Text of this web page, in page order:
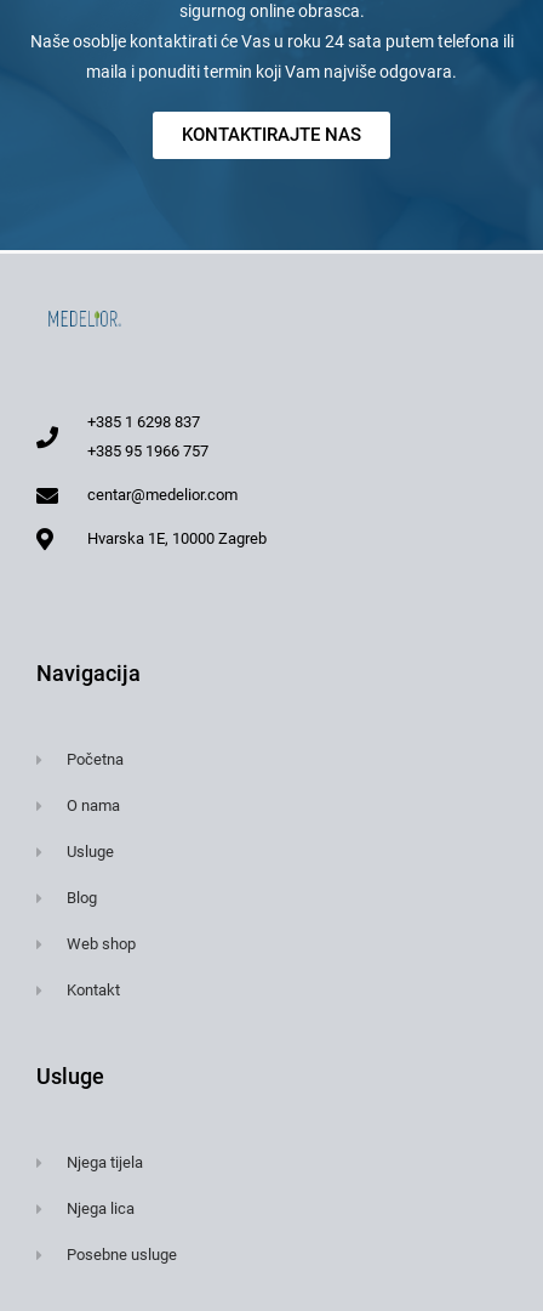
sigurnog online obrasca.
Naše osoblje kontaktirati će Vas u roku 24 sata putem telefona ili
maila i ponuditi termin koji Vam najviše odgovara.
KONTAKTIRAJTE NAS
+385 1 6298 837
+385 95 1966 757
centar@medelior.com
Hvarska 1E, 10000 Zagreb
Navigacija
Početna
O nama
Usluge
Blog
Web shop
Kontakt
Usluge
Njega tijela
Njega lica
Posebne usluge